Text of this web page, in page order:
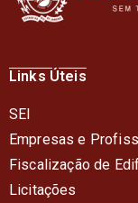
Links Úteis
SEI
Empresas e
Fiscalização de
Licitações